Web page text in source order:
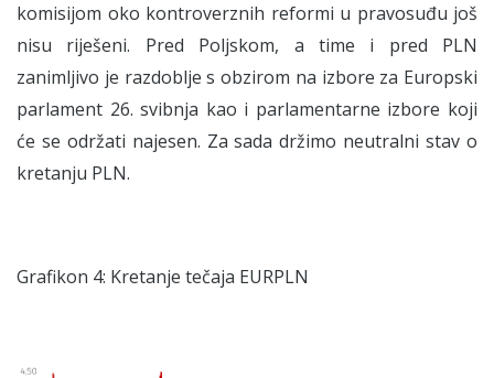
komisijom oko kontroverznih reformi u pravosuđu još
nisu riješeni. Pred Poljskom, a time i pred PLN
zanimljivo je razdoblje s obzirom na izbore za Europski
parlament 26. svibnja kao i parlamentarne izbore koji
će se održati najesen. Za sada držimo neutralni stav o
kretanju PLN.
Grafikon 4: Kretanje tečaja EURPLN